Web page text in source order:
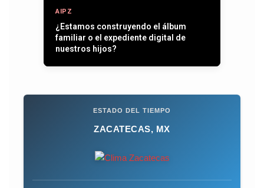
AIPZ
¿Estamos construyendo el álbum
familiar o el expediente digital de
nuestros hijos?
ESTADO DEL TIEMPO
ZACATECAS, MX